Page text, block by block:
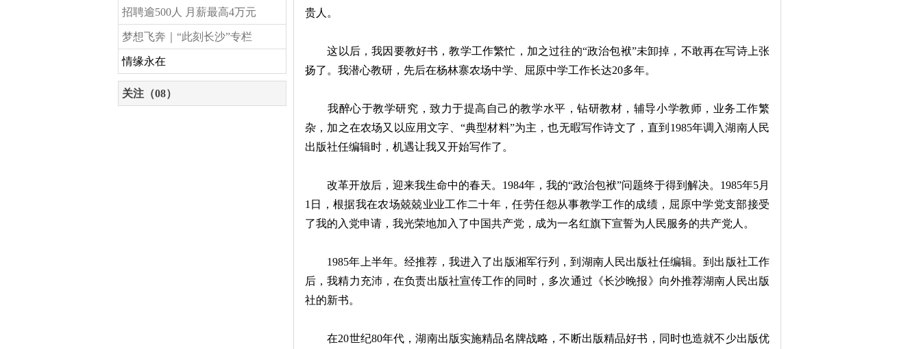
招聘逾500人 月薪最高4万元
梦想飞奔｜“此刻长沙”专栏
情缘永在
关注（08）
贵人。
这以后，我因要教好书，教学工作繁忙，加之过往的“政治包袱”未卸掉，不敢再在写诗上张
扬了。我潜心教研，先后在杨林寨农场中学、屈原中学工作长达20多年。
我醉心于教学研究，致力于提高自己的教学水平，钻研教材，辅导小学教师，业务工作繁
杂，加之在农场又以应用文字、“典型材料”为主，也无暇写作诗文了，直到1985年调入湖南人民
出版社任编辑时，机遇让我又开始写作了。
改革开放后，迎来我生命中的春天。1984年，我的“政治包袱”问题终于得到解决。1985年5月
1日，根据我在农场兢兢业业工作二十年，任劳任怨从事教学工作的成绩，屈原中学党支部接受
了我的入党申请，我光荣地加入了中国共产党，成为一名红旗下宣誓为人民服务的共产党人。
1985年上半年。经推荐，我进入了出版湘军行列，到湖南人民出版社任编辑。到出版社工作
后，我精力充沛，在负责出版社宣传工作的同时，多次通过《长沙晚报》向外推荐湖南人民出版
社的新书。
在20世纪80年代，湖南出版实施精品名牌战略，不断出版精品好书，同时也造就不少出版优